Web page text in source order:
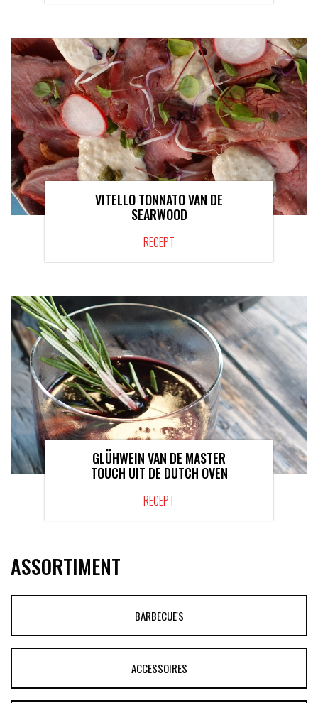
VITELLO TONNATO VAN DE
SEARWOOD
RECEPT
GLÜHWEIN VAN DE MASTER
TOUCH UIT DE DUTCH OVEN
RECEPT
ASSORTIMENT
BARBECUE'S
ACCESSOIRES